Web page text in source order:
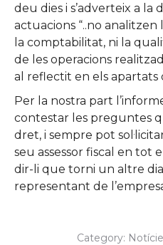
deu dies i s’adverteix a la
actuacions “..no
la comptabilitat, ni la
de les operacions
al reflectit en els apartats
Per la nostra part
contestar les preguntes
dret, i sempre pot
seu assessor fiscal en tot
dir-li que torni un altre
representant de
Category: